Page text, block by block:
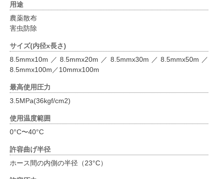
用途
農薬散布
害虫防除
サイズ(内径x長さ)
8.5mmx10m／8.5mmx20m／8.5mmx30m／8.5mmx50m／
8.5mmx100m／10mmx100m
最高使用圧力
3.5MPa(36kgf/cm2)
使用温度範囲
0°C〜40°C
許容曲げ半径
ホース間の内側の半径（23°C）